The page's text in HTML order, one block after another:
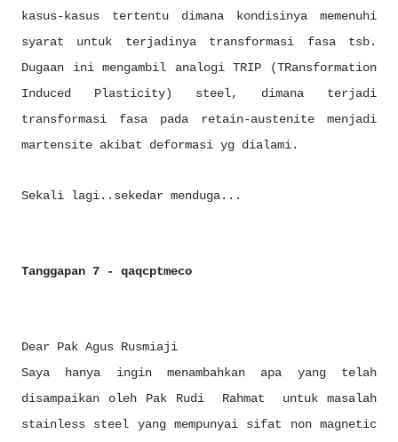
kasus-kasus tertentu dimana kondisinya memenuhi
syarat untuk terjadinya transformasi fasa tsb.
Dugaan ini mengambil analogi TRIP (TRansformation
Induced Plasticity) steel, dimana terjadi
transformasi fasa pada retain-austenite menjadi
martensite akibat deformasi yg dialami.
Sekali lagi..sekedar menduga...
Tanggapan 7 - qaqcptmeco
Dear Pak Agus Rusmiaji
Saya hanya ingin menambahkan apa yang telah
disampaikan oleh Pak Rudi Rahmat untuk masalah
stainless steel yang mempunyai sifat non magnetic